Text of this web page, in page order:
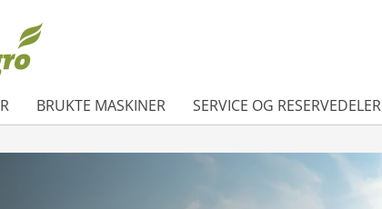
BRUKTE MASKINER SERVICE OG RESERVEDELER